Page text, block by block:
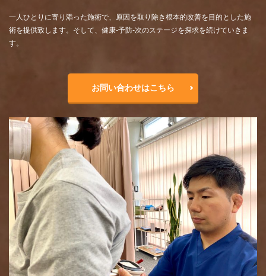
一人ひとりに寄り添った施術で、原因を取り除き根本的改善を目的とした施
術を提供致します。そして、健康-予防-次のステージを探求を続けていきま
す。
お問い合わせはこちら